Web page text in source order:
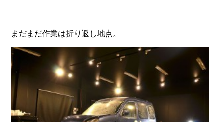
まだまだ作業は折り返し地点。